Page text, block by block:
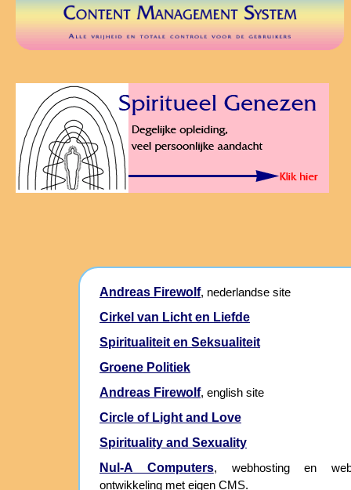
Andreas Firewolf, nederlandse site
Cirkel van Licht en Liefde
Spiritualiteit en Seksualiteit
Groene Politiek
Andreas Firewolf, english site
Circle of Light and Love
Spirituality and Sexuality
Nul-A Computers, webhosting en
ontwikkeling met eigen CMS.